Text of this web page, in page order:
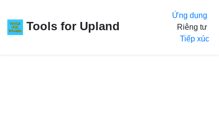
Tools for Upland
Ứng dụng
Riêng tư
Tiếp xúc